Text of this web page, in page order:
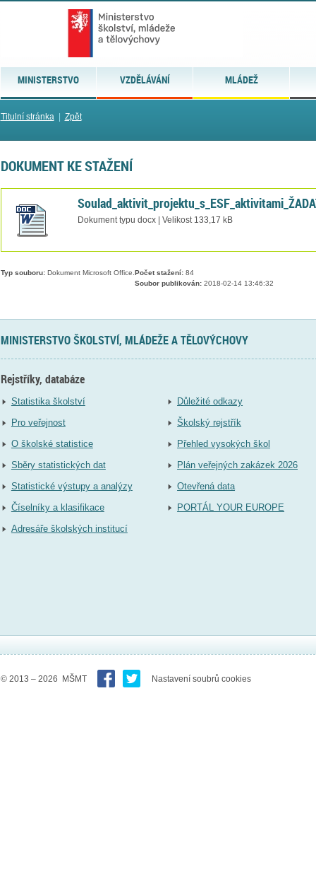
MINISTERSTVO VZDĚLÁVÁNÍ MLÁDEŽ
Titulní stránka| Zpět
DOKUMENT KE STAŽENÍ
Dokument typu docx | Velikost 133,17 kB
Typ souboru:Dokument Microsoft Office. Počet stažení:84
Soubor publikován:2018-02-14 13:46:32
MINISTERSTVO ŠKOLSTVÍ, MLÁDEŽE A TĚLOVÝCHOVY
Rejstříky, databáze
Statistika školství
Pro veřejnost
O školské statistice
Sběry statistických dat
Statistické výstupy a analýzy
Číselníky a klasifikace
Adresáře školských institucí
Důležité odkazy
Školský rejstřík
Přehled vysokých škol
Plán veřejných zakázek 2026
Otevřená data
PORTÁL YOUR EUROPE
© 2013 – 2026 MŠMT Nastavení soubrů cookies